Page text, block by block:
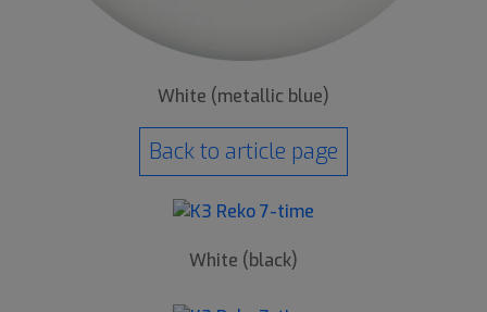
White (metallic blue)
Back to article page
White (black)